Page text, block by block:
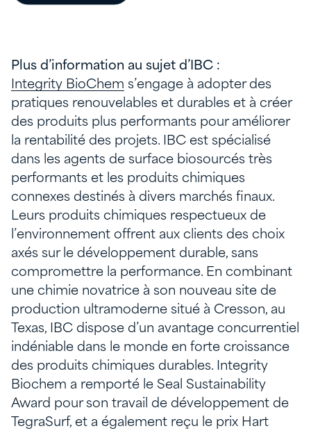
Plus d’information au sujet d’IBC :
Integrity BioChem s’engage à adopter des
pratiques renouvelables et durables et à créer
des produits plus performants pour améliorer
la rentabilité des projets. IBC est spécialisé
dans les agents de surface biosourcés très
performants et les produits chimiques
connexes destinés à divers marchés finaux.
Leurs produits chimiques respectueux de
l’environnement offrent aux clients des choix
axés sur le développement durable, sans
compromettre la performance. En combinant
une chimie novatrice à son nouveau site de
production ultramoderne situé à Cresson, au
Texas, IBC dispose d’un avantage concurrentiel
indéniable dans le monde en forte croissance
des produits chimiques durables. Integrity
Biochem a remporté le Seal Sustainability
Award pour son travail de développement de
TegraSurf, et a également reçu le prix Hart